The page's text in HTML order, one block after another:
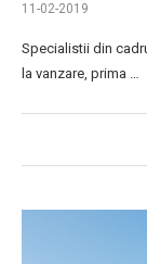
11-02-2019
Specialistii din
la vanzare, prima …